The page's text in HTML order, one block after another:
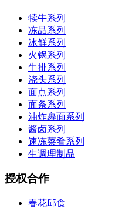
犊牛系列
冻品系列
冰鲜系列
火锅系列
牛排系列
浇头系列
面点系列
面条系列
油炸裹面系列
酱卤系列
速冻菜肴系列
生调理制品
授权合作
春花邱食